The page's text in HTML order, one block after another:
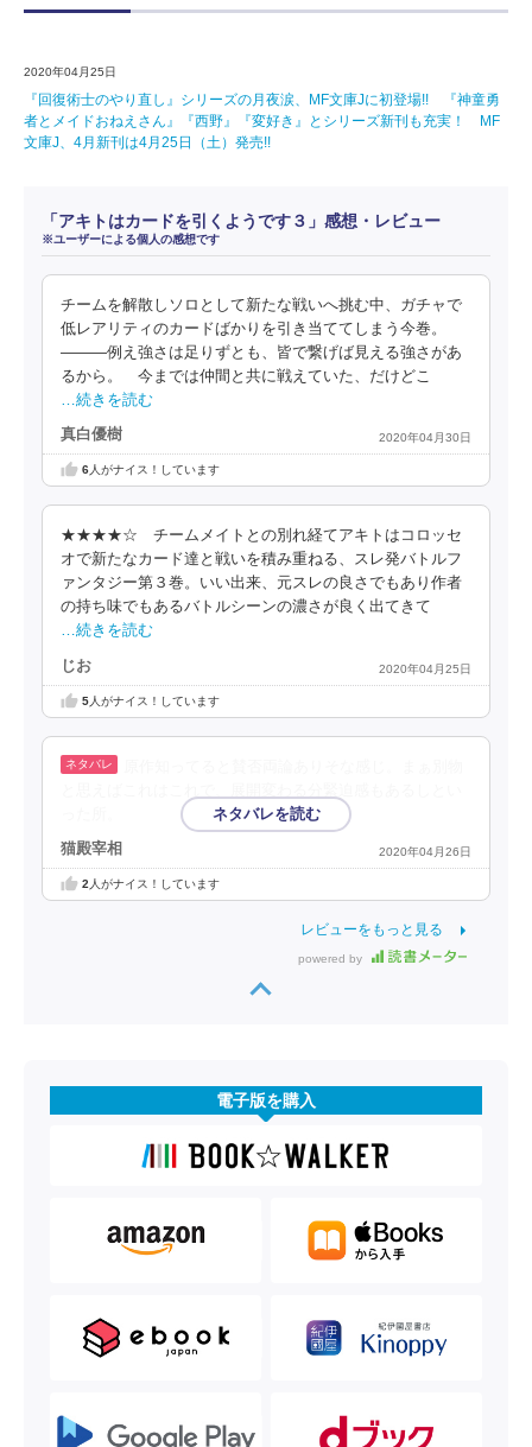
2020年04月25日
『回復術士のやり直し』シリーズの月夜涙、MF文庫Jに初登場!! 『神童勇
者とメイドおねえさん』『西野』『変好き』とシリーズ新刊も充実！ MF
文庫J、4月新刊は4月25日（土）発売!!
「アキトはカードを引くようです３」感想・レビュー
※ユーザーによる個人の感想です
チームを解散しソロとして新たな戦いへ挑む中、ガチャで
低レアリティのカードばかりを引き当ててしまう今巻。
―――例え強さは足りずとも、皆で繋げば見える強さがあ
るから。 今までは仲間と共に戦えていた、だけどこ
…続きを読む
真白優樹 2020年04月30日
6人がナイス！しています
★★★★☆ チームメイトとの別れ経てアキトはコロッセ
オで新たなカード達と戦いを積み重ねる、スレ発バトルフ
ァンタジー第３巻。いい出来、元スレの良さでもあり作者
の持ち味でもあるバトルシーンの濃さが良く出てきて
…続きを読む
じお 2020年04月25日
5人がナイス！しています
猫殿宰相 2020年04月26日
2人がナイス！しています
レビューをもっと見る
powered by
電子版を購入